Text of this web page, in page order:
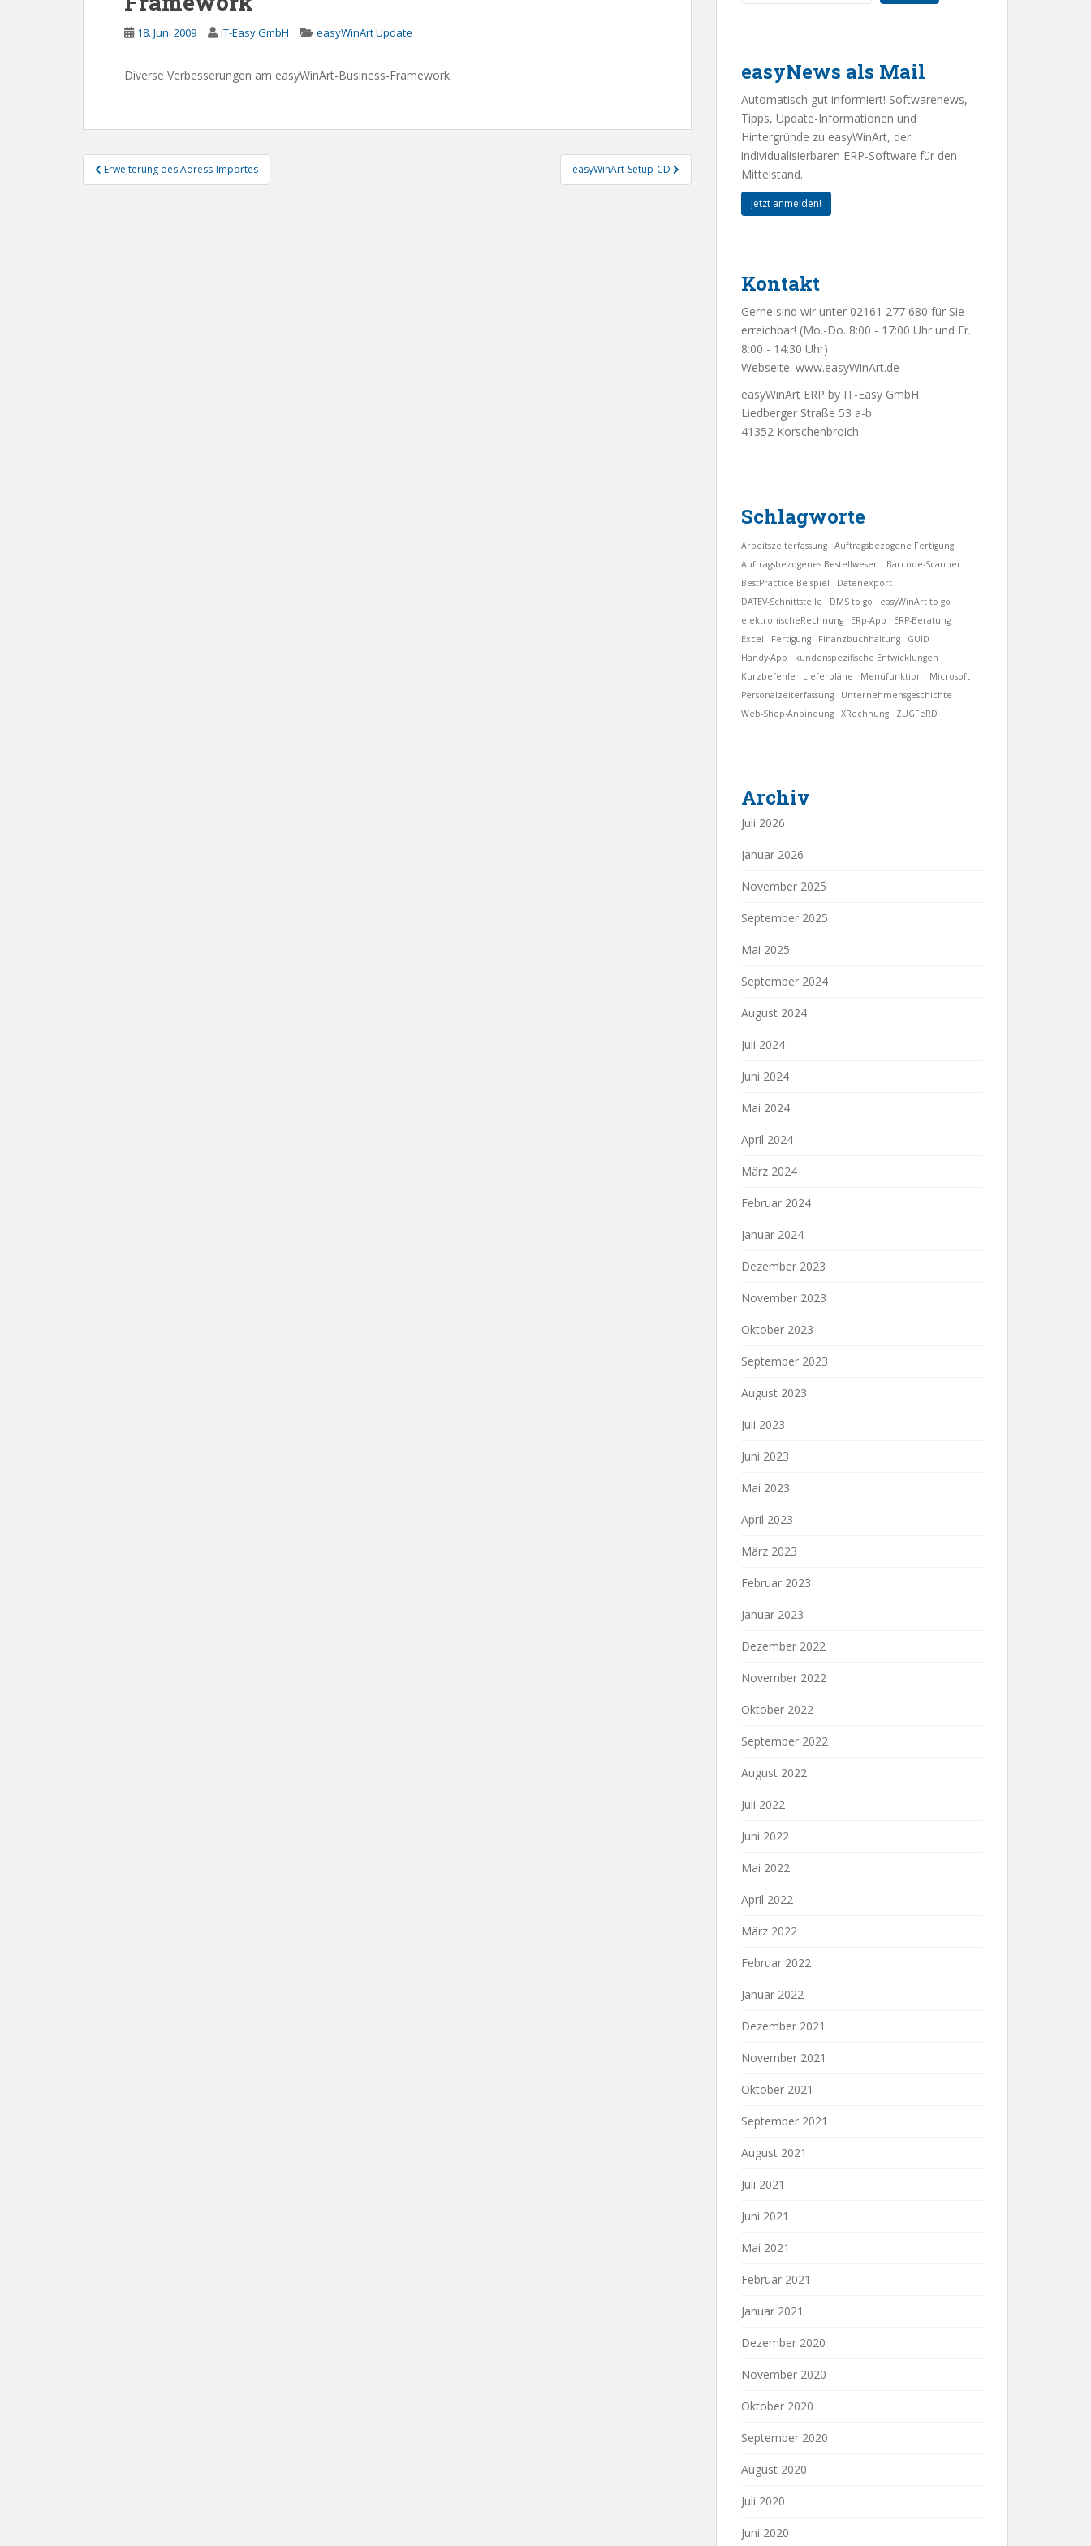
18. Juni 2009 IT-Easy GmbH easyWinArt Update
Diverse Verbesserungen am easyWinArt-Business-Framework.
Beitragsnavigation
Erweiterung des Adress-Importes easyWinArt-Setup-CD
easyNews als Mail
Automatisch gut informiert! Softwarenews,
Tipps, Update-Informationen und
Hintergründe zu easyWinArt, der
individualisierbaren ERP-Software für den
Mittelstand.
Jetzt anmelden!
Kontakt
Gerne sind wir unter 02161 277 680 für Sie
erreichbar! (Mo.-Do. 8:00 - 17:00 Uhr und Fr.
8:00 - 14:30 Uhr)
Webseite: www.easyWinArt.de
easyWinArt ERP by IT-Easy GmbH
Liedberger Straße 53 a-b
41352 Korschenbroich
Schlagworte
Arbeitszeiterfassung
Auftragsbezogene Fertigung
Auftragsbezogenes Bestellwesen
Barcode-Scanner
BestPractice Beispiel
Datenexport
DATEV-Schnittstelle
DMS to go
easyWinArt to go
elektronischeRechnung
ERp-App
ERP-Beratung
Excel
Fertigung Finanzbuchhaltung
GUID
Handy-App
kundenspezifische Entwicklungen
Kurzbefehle
Lieferpläne Menüfunktion
Microsoft
Personalzeiterfassung
Unternehmensgeschichte
Web-Shop-Anbindung
XRechnung ZUGFeRD
Archiv
Juli 2026
Januar 2026
November 2025
September 2025
Mai 2025
September 2024
August 2024
Juli 2024
Juni 2024
Mai 2024
April 2024
März 2024
Februar 2024
Januar 2024
Dezember 2023
November 2023
Oktober 2023
September 2023
August 2023
Juli 2023
Juni 2023
Mai 2023
April 2023
März 2023
Februar 2023
Januar 2023
Dezember 2022
November 2022
Oktober 2022
September 2022
August 2022
Juli 2022
Juni 2022
Mai 2022
April 2022
März 2022
Februar 2022
Januar 2022
Dezember 2021
November 2021
Oktober 2021
September 2021
August 2021
Juli 2021
Juni 2021
Mai 2021
Februar 2021
Januar 2021
Dezember 2020
November 2020
Oktober 2020
September 2020
August 2020
Juli 2020
Juni 2020